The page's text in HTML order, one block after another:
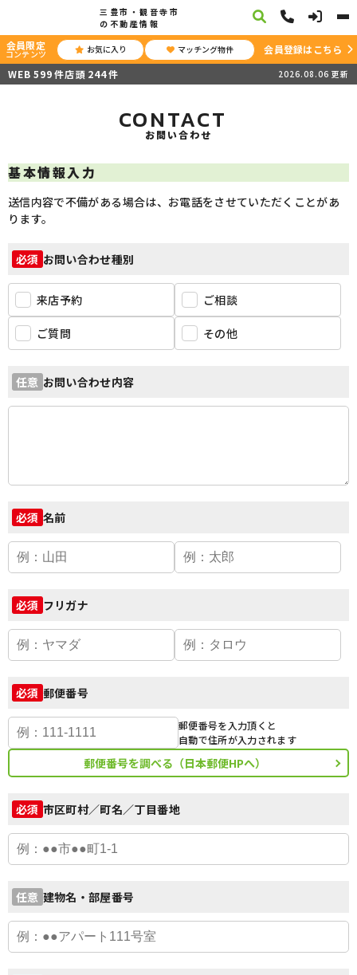
三豊市・観音寺市
の不動産情報
会員限定
コンテンツ お気に入り マッチング物件
会員登録はこちら
WEB 599件店頭 244件 2026.08.06 更新
CONTACT
お問い合わせ
基本情報入力
送信内容で不備がある場合は、お電話をさせていただくことがあ
ります。
必須 お問い合わせ種別
来店予約 ご相談
ご質問 その他
任意 お問い合わせ内容
必須 名前
必須 フリガナ
必須 郵便番号
郵便番号を入力頂くと
自動で住所が入力されます
郵便番号を調べる（日本郵便HPへ）
必須 市区町村／町名／丁目番地
任意 建物名・部屋番号